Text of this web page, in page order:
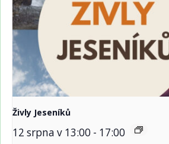
Živly Jeseníků
12 srpna v 13:00 - 17:00